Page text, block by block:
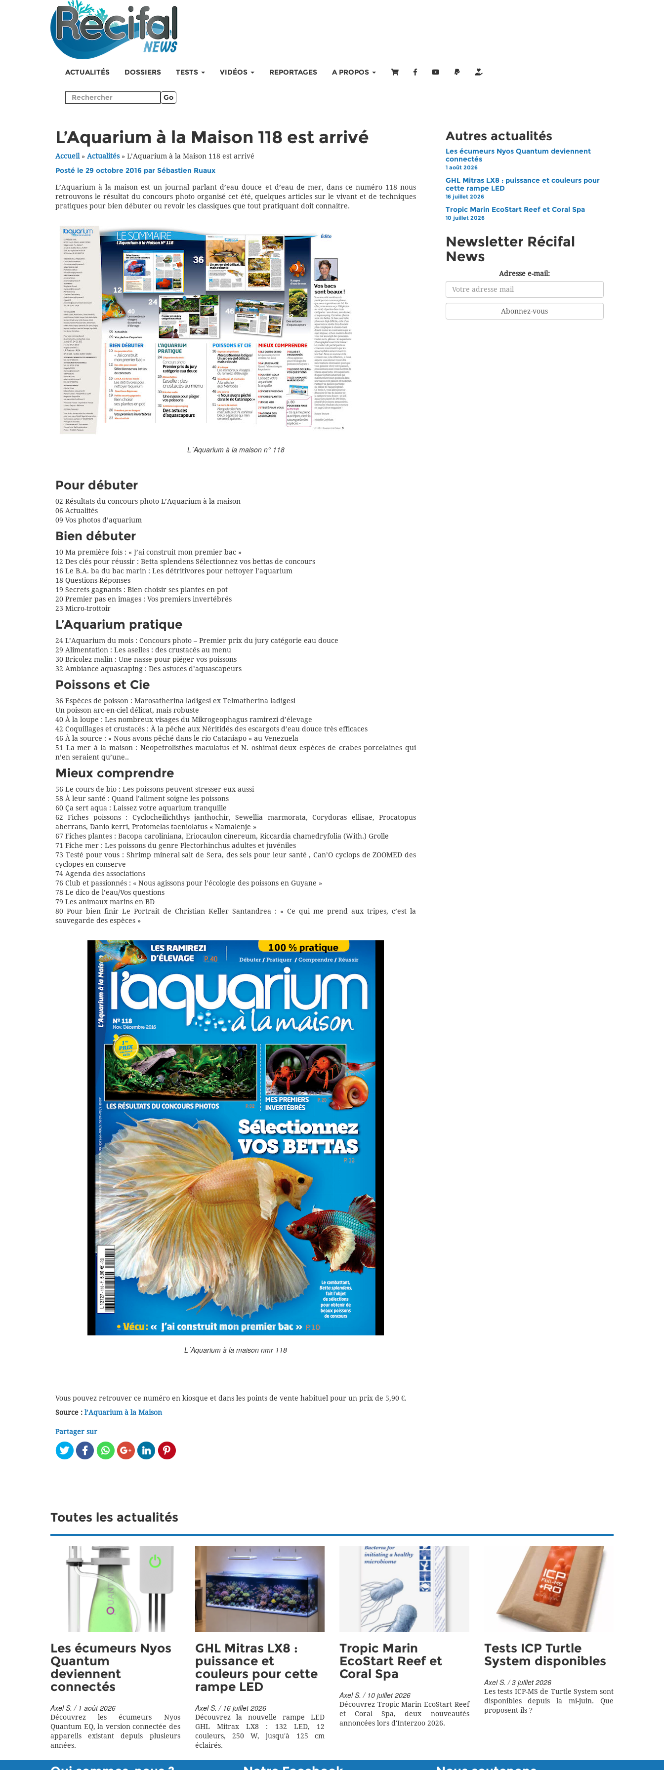
ACTUALITÉS DOSSIERS TESTS VIDÉOS REPORTAGES A PROPOS
Go
L’Aquarium à la Maison 118 est arrivé
Accueil» Actualités» L’Aquarium à la Maison 118 est arrivé
Posté le 29 octobre 2016 par Sébastien Ruaux
L’Aquarium à la maison est un journal parlant d’eau douce et d’eau de mer, dans ce numéro 118 nous
retrouvons le résultat du concours photo organisé cet été, quelques articles sur le vivant et de techniques
pratiques pour bien débuter ou revoir les classiques que tout pratiquant doit connaitre.
L´Aquarium à la maison n° 118
Pour débuter
02 Résultats du concours photo L’Aquarium à la maison
06 Actualités
09 Vos photos d’aquarium
Bien débuter
10 Ma première fois : « J’ai construit mon premier bac »
12 Des clés pour réussir : Betta splendens Sélectionnez vos bettas de concours
16 Le B.A. ba du bac marin : Les détritivores pour nettoyer l’aquarium
18 Questions-Réponses
19 Secrets gagnants : Bien choisir ses plantes en pot
20 Premier pas en images : Vos premiers invertébrés
23 Micro-trottoir
L’Aquarium pratique
24 L’Aquarium du mois : Concours photo – Premier prix du jury catégorie eau douce
29 Alimentation : Les aselles : des crustacés au menu
30 Bricolez malin : Une nasse pour piéger vos poissons
32 Ambiance aquascaping : Des astuces d’aquascapeurs
Poissons et Cie
36 Espèces de poisson : Marosatherina ladigesi ex Telmatherina ladigesi
Un poisson arc-en-ciel délicat, mais robuste
40 À la loupe : Les nombreux visages du Mikrogeophagus ramirezi d’élevage
42 Coquillages et crustacés : À la pêche aux Néritidés des escargots d’eau douce très efficaces
46 À la source : « Nous avons pêché dans le rio Cataniapo » au Venezuela
51 La mer à la maison : Neopetrolisthes maculatus et N. oshimai deux espèces de crabes porcelaines qui
n’en seraient qu’une..
Mieux comprendre
56 Le cours de bio : Les poissons peuvent stresser eux aussi
58 À leur santé : Quand l’aliment soigne les poissons
60 Ça sert aqua : Laissez votre aquarium tranquille
62 Fiches poissons : Cyclocheilichthys janthochir, Sewellia marmorata, Corydoras ellisae, Procatopus
aberrans, Danio kerri, Protomelas taeniolatus « Namalenje »
67 Fiches plantes : Bacopa caroliniana, Eriocaulon cinereum, Riccardia chamedryfolia (With.) Grolle
71 Fiche mer : Les poissons du genre Plectorhinchus adultes et juvéniles
73 Testé pour vous : Shrimp mineral salt de Sera, des sels pour leur santé , Can’O cyclops de ZOOMED des
cyclopes en conserve
74 Agenda des associations
76 Club et passionnés : « Nous agissons pour l’écologie des poissons en Guyane »
78 Le dico de l’eau/Vos questions
79 Les animaux marins en BD
80 Pour bien finir Le Portrait de Christian Keller Santandrea : « Ce qui me prend aux tripes, c’est la
sauvegarde des espèces »
L´Aquarium à la maison nmr 118
Vous pouvez retrouver ce numéro en kiosque et dans les points de vente habituel pour un prix de 5,90 €.
Source : l’Aquarium à la Maison
Partager sur
Autres actualités
Les écumeurs Nyos Quantum deviennent
connectés
1 août 2026
GHL Mitras LX8 : puissance et couleurs pour
cette rampe LED
16 juillet 2026
Tropic Marin EcoStart Reef et Coral Spa
10 juillet 2026
Newsletter Récifal
News
Adresse e-mail:
Toutes les actualités
Les écumeurs Nyos
Quantum
deviennent
connectés
Axel S. / 1 août 2026
Découvrez les écumeurs Nyos
Quantum EQ, la version connectée des
appareils existant depuis plusieurs
années.
GHL Mitras LX8 :
puissance et
couleurs pour cette
rampe LED
Axel S. / 16 juillet 2026
Découvrez la nouvelle rampe LED
GHL Mitrax LX8 : 132 LED, 12
couleurs, 250 W, jusqu'à 125 cm
éclairés.
Tropic Marin
EcoStart Reef et
Coral Spa
Axel S. / 10 juillet 2026
Découvrez Tropic Marin EcoStart Reef
et Coral Spa, deux nouveautés
annoncées lors d'Interzoo 2026.
Tests ICP Turtle
System disponibles
Axel S. / 3 juillet 2026
Les tests ICP-MS de Turtle System sont
disponibles depuis la mi-juin. Que
proposent-ils ?